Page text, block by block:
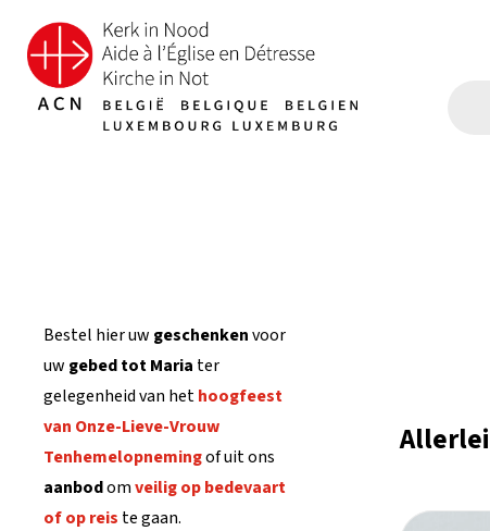
Bestel hier uw geschenkenvoor
uw gebed tot Maria ter
gelegenheid van hethoogfeest
van Onze-Lieve-Vrouw
Tenhemelopnemingof uit ons
aanbodomveilig op bedevaart
of op reis te gaan.
Allerlei